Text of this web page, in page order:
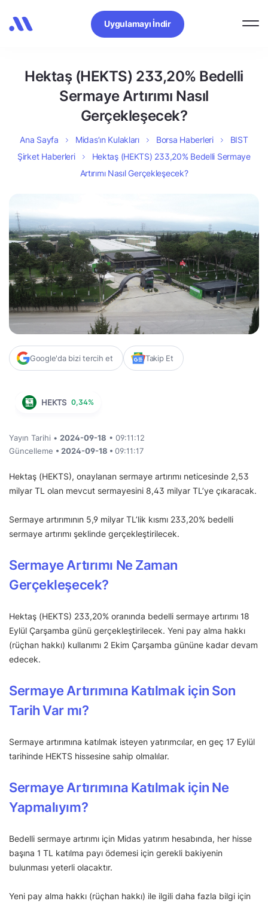
Uygulamayı İndir
Hektaş (HEKTS) 233,20% Bedelli
Sermaye Artırımı Nasıl
Gerçekleşecek?
Ana Sayfa Midas’ın Kulakları Borsa Haberleri
BIST
Şirket Haberleri
Hektaş (HEKTS) 233,20% Bedelli Sermaye
Artırımı Nasıl Gerçekleşecek?
Google'da bizi tercih et Takip Et
HEKTS 0,34%
Yayın Tarihi • 2024-09-18 • 09:11:12
Güncelleme • 2024-09-18 • 09:11:17
Hektaş (HEKTS), onaylanan sermaye artırımı neticesinde 2,53
milyar TL olan mevcut sermayesini 8,43 milyar TL’ye çıkaracak.
Sermaye artırımının 5,9 milyar TL’lik kısmı 233,20% bedelli
sermaye artırımı şeklinde gerçekleştirilecek.
Sermaye Artırımı Ne Zaman
Gerçekleşecek?
Hektaş (HEKTS) 233,20% oranında bedelli sermaye artırımı 18
Eylül Çarşamba günü gerçekleştirilecek. Yeni pay alma hakkı
(rüçhan hakkı) kullanımı 2 Ekim Çarşamba gününe kadar devam
edecek.
Sermaye Artırımına Katılmak için Son
Tarih Var mı?
Sermaye artırımına katılmak isteyen yatırımcılar, en geç 17 Eylül
tarihinde HEKTS hissesine sahip olmalılar.
Sermaye Artırımına Katılmak için Ne
Yapmalıyım?
Bedelli sermaye artırımı için Midas yatırım hesabında, her hisse
başına 1 TL katılma payı ödemesi için gerekli bakiyenin
bulunması yeterli olacaktır.
Yeni pay alma hakkı (rüçhan hakkı) ile ilgili daha fazla bilgi için